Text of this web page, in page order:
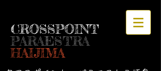
CROSSPOINT
PARAESTRA
HAIJIMA